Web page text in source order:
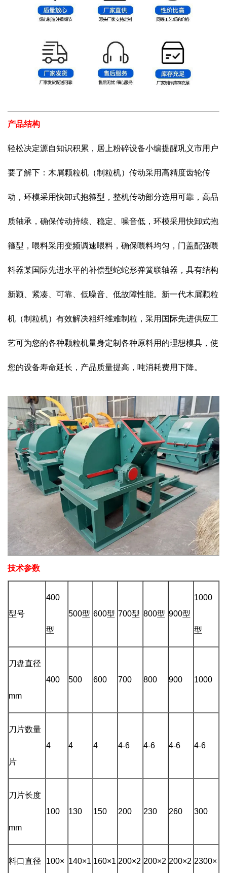
产品结构
轻松决定源自知识积累，居上粉碎设备小编提醒巩义市用户
要了解下：木屑颗粒机（制粒机）传动采用高精度齿轮传
动，环模采用快卸式抱箍型，整机传动部分选用可靠，高品
质轴承，确保传动持续、稳定、噪音低，环模采用快卸式抱
箍型，喂料采用变频调速喂料，确保喂料均匀，门盖配强喂
料器某国际先进水平的补偿型蛇蛇形弹簧联轴器，具有结构
新颖、紧凑、可靠、低噪音、低故障性能。新一代木屑颗粒
机（制粒机）有效解决粗纤维难制粒，采用国际先进供应工
艺可为您的各种颗粒机量身定制各种原料用的理想模具，使
您的设备寿命延长，产品质量提高，吨消耗费用下降。
技术参数
型号
400
型
500型 600型 700型 800型 900型
1000
型
刀盘直径
mm
400 500 600 700 800 900 1000
刀片数量
片
4 4 4 4-6 4-6 4-6 4-6
刀片长度
mm
100 130 150 200 230 260 300
料口直径 100× 140×1 160×1 200×2 200×2 200×2 2300×